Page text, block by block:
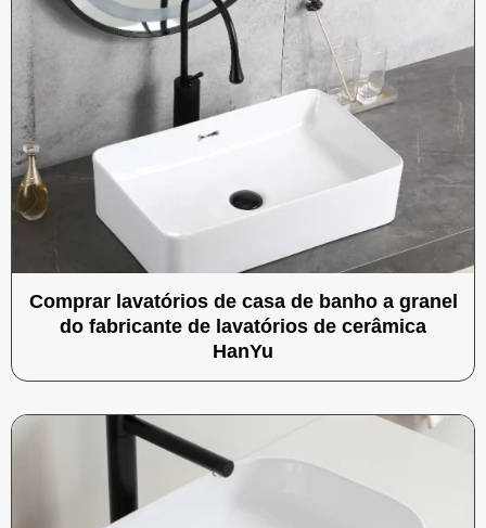
Comprar lavatórios de casa de banho a granel
do fabricante de lavatórios de cerâmica
HanYu